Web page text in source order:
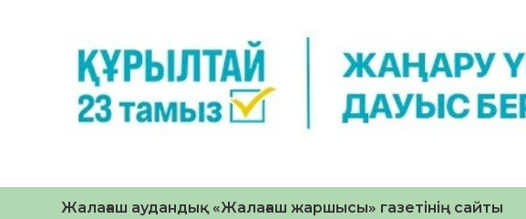
Жалағаш аудандық «Жалағаш жаршысы» газетінің сайты